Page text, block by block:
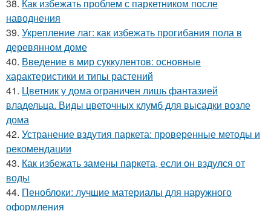
38. Как избежать проблем с паркетником после
наводнения
39. Укрепление лаг: как избежать прогибания пола в
деревянном доме
40. Введение в мир суккулентов: основные
характеристики и типы растений
41. Цветник у дома ограничен лишь фантазией
владельца. Виды цветочных клумб для высадки возле
дома
42. Устранение вздутия паркета: проверенные методы и
рекомендации
43. Как избежать замены паркета, если он вздулся от
воды
44. Пеноблоки: лучшие материалы для наружного
оформления